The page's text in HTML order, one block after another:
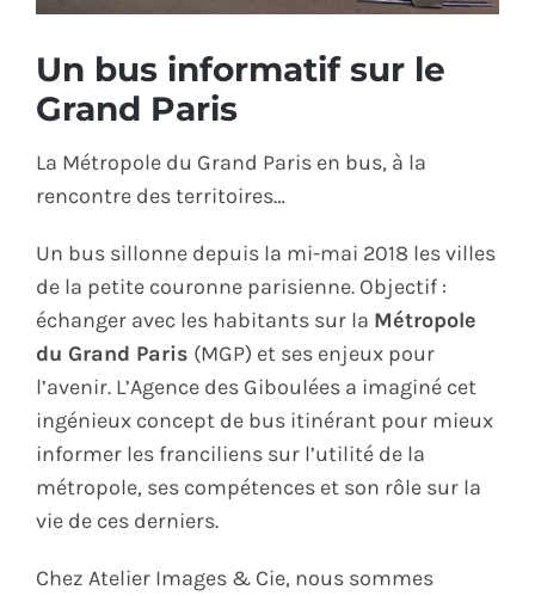
CONTACT
Un bus informatif sur le
Grand Paris
La Métropole du Grand Paris en bus, à la
rencontre des territoires…
Un bus sillonne depuis la mi-mai 2018 les villes
de la petite couronne parisienne. Objectif :
échanger avec les habitants sur la Métropole
du Grand Paris (MGP) et ses enjeux pour
l’avenir. L’Agence des Giboulées a imaginé cet
ingénieux concept de bus itinérant pour mieux
informer les franciliens sur l’utilité de la
métropole, ses compétences et son rôle sur la
vie de ces derniers.
Chez Atelier Images & Cie, nous sommes